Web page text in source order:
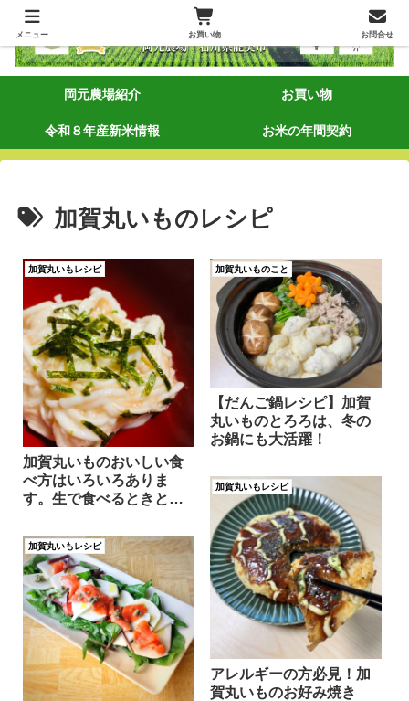
岡元農場紹介 お買い物
令和８年産新米情報 お米の年間契約
加賀丸いものレシピ
加賀丸いもレシピ
加賀丸いものおいしい食
べ方はいろいろありま
す。生で食べるときと加
食感はもちろん、摂れる
栄養価もかわってきま
す。
加賀丸いものこと
【だんご鍋レシピ】加賀
丸いものとろろは、冬の
お鍋にも大活躍！
加賀丸いもレシピ
アレルギーの方必見！加
賀丸いものお好み焼き
加賀丸いもレシピ
メニュー お買い物 お問合せ